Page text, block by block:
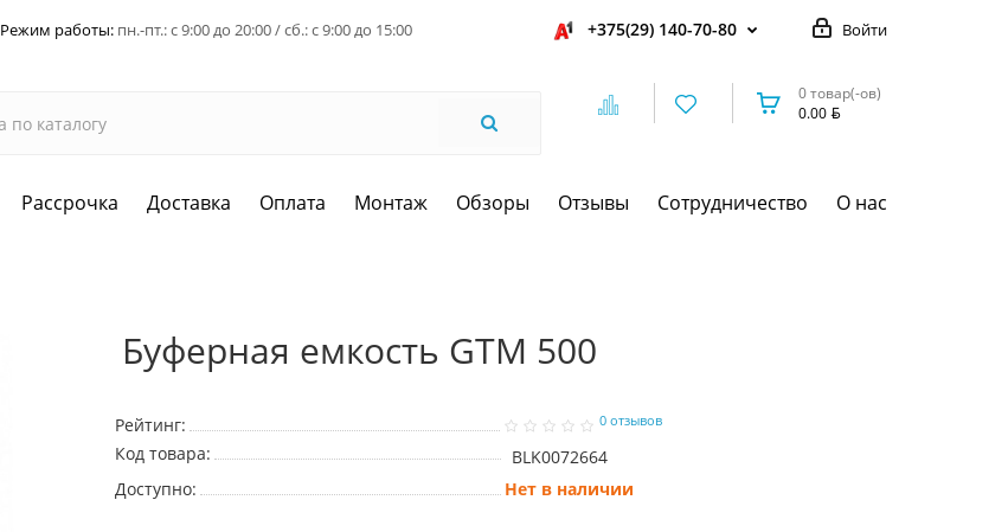
Режим работы: пн.-пт.: с 9:00 до 20:00 / сб.: с 9:00 до 15:00 Войти
+375(29) 140-70-80
0 товар(-ов)
0.00
Рассрочка Доставка Оплата Монтаж Обзоры Отзывы Сотрудничество О нас
Буферная емкость GTM 500
Рейтинг: 0 отзывов
Код товара:
BLK0072664
Доступно:
Нет в наличии